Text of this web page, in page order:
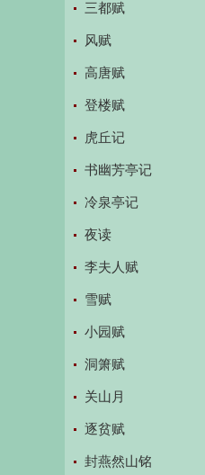
三都赋
风赋
高唐赋
登楼赋
虎丘记
书幽芳亭记
冷泉亭记
夜读
李夫人赋
雪赋
小园赋
洞箫赋
关山月
逐贫赋
封燕然山铭